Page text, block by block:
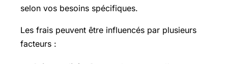
selon vos besoins spécifiques.
Les frais peuvent être influencés par plusieurs
facteurs :